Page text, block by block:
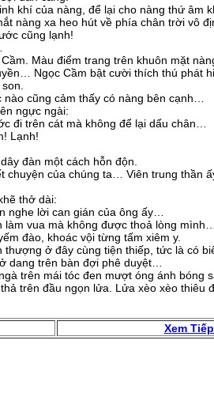
khí của nàng, để lại cho nàng thứ âm
nàng xa heo hút về phía chân trời vô
cũng lạnh!
Màu điểm trang trên khuôn mặt
Ngọc Cầm bật cười thích thú phát
cũng cảm thấy có nàng bên cạnh…
ngực ngài:
đi trên cát mà không để lại dấu chân…
Lạnh!
đàn một cách hỗn độn.
của chúng ta… Viên trung thần
thở dài:
lời can gián của ông ấy…
vua mà không được thoả lòng mình…
đào, khoác vội từng tấm xiêm y.
ở đây cùng tiện thiếp, tức là có
dang trên bàn đợi phê duyệt…
trên mái tóc đen mượt óng ánh bóng
trên đầu ngọn lửa. Lửa xèo xèo thiêu
Xem